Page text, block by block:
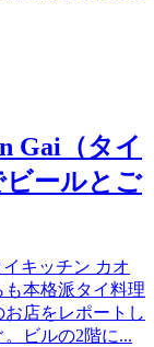
Gai（タイ
ールとご
イキッチン カオ
本格派タイ料理
店をレポートし
ビルの2階に...